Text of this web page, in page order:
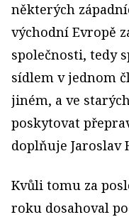
některých
východní Evropě
společnosti, tedy
sídlem v jednom
jiném, a ve
poskytovat
doplňuje Jaroslav
Kvůli tomu za
roku dosahoval